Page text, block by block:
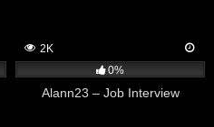
2K
0%
Alann23 – Job Interview